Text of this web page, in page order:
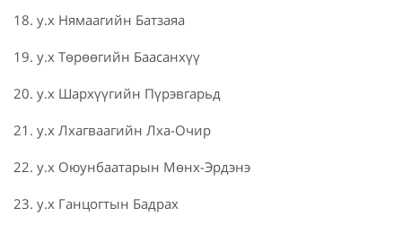
18. у.х Нямаагийн Батзаяа
19. у.х Төрөөгийн Баасанхүү
20. у.х Шархүүгийн Пүрэвгарьд
21. у.х Лхагваагийн Лха-Очир
22. у.х Оюунбаатарын Мөнх-Эрдэнэ
23. у.х Ганцогтын Бадрах